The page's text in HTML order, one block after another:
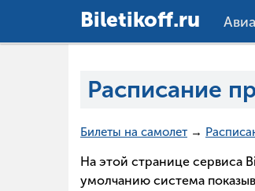
Вiletikoff.ru
Расписание
Билеты на самолет →
На этой странице сервиса
умолчанию система